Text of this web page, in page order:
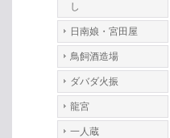
し
日南娘・宮田屋
鳥飼酒造場
ダバダ火振
龍宮
一人蔵